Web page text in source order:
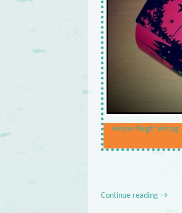
Heyne fliegt! Verlag
Continue reading →